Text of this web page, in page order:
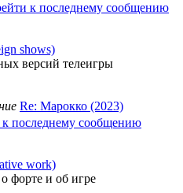
к последнему сообщению
shows)
версий телеигры
Re: Марокко (2023)
последнему сообщению
work)
форте и об игре